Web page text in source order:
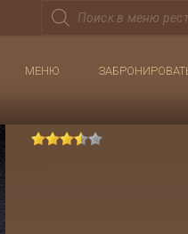
Поиск
товаров
МЕНЮ